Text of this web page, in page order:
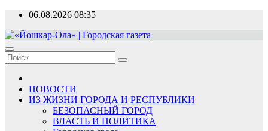
Перейти
содержимому
06.08.2026 08:35
«Йошкар-Ола» | Городская газета
Новости, события, люди
НОВОСТИ
ИЗ ЖИЗНИ ГОРОДА И РЕСПУБЛИКИ
БЕЗОПАСНЫЙ ГОРОД
ВЛАСТЬ И ПОЛИТИКА